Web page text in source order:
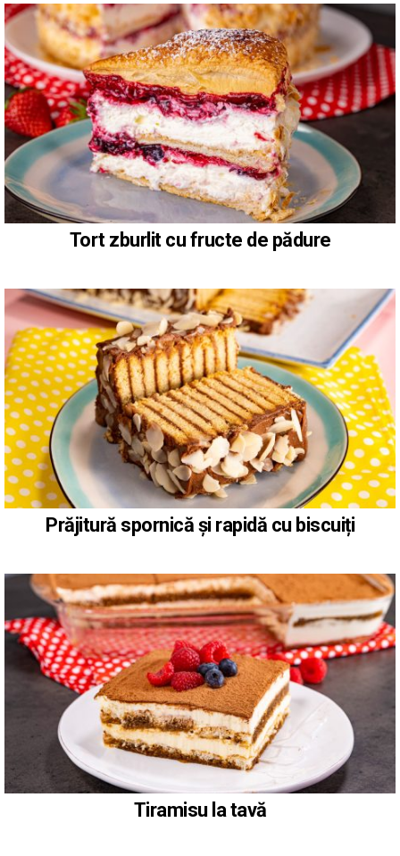
Tort zburlit cu fructe de pădure
Prăjitură spornică și rapidă cu biscuiți
Tiramisu la tavă